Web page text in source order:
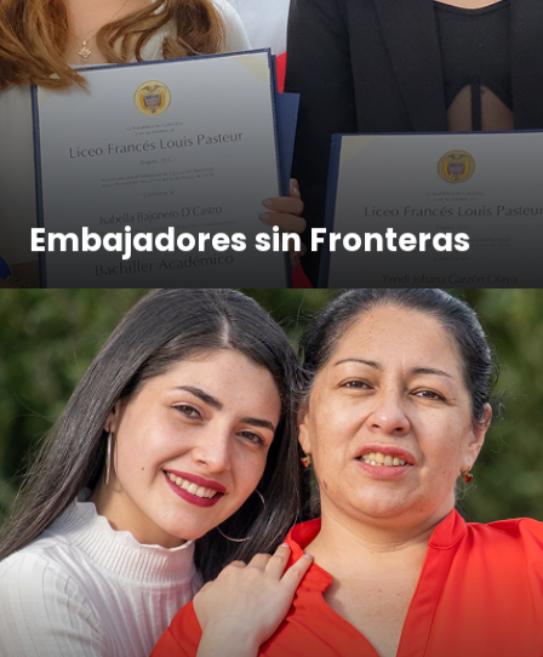
Embajadores sin Fronteras